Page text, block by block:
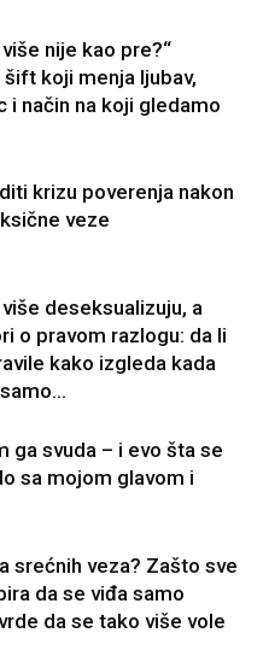
nije kao pre?“
koji menja ljubav,
i način na koji gledamo
krizu poverenja nakon
veze
deseksualizuju, a
o pravom razlogu: da li
kako izgleda kada
ga svuda – i evo šta se
sa mojom glavom i
srećnih veza? Zašto sve
da se viđa samo
da se tako više vole